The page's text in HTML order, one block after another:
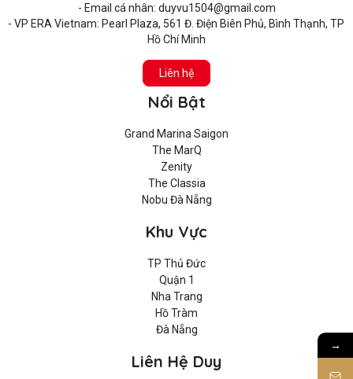
- Email cá nhân: duyvu1504@gmail.com
- VP ERA Vietnam: Pearl Plaza, 561 Đ. Điện Biên Phủ, Bình Thạnh, TP
Hồ Chí Minh
Liên hệ
Nổi Bật
Grand Marina Saigon
The MarQ
Zenity
The Classia
Nobu Đà Nẵng
Khu Vực
TP Thủ Đức
Quận 1
Nha Trang
Hồ Tràm
Đà Nẵng
Liên Hệ Duy
→